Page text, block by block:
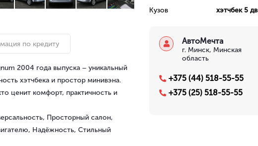
по кредиту
2004 года выпуска – уникальный
хэтчбека и простор минивэна.
ценит комфорт, практичность и
Просторный салон,
Надёжность, Стильный
Кузов хэтчбек 5
АвтоМечта
г. Минск, Минская
область
+375 (44) 518-55-55
+375 (25) 518-55-55